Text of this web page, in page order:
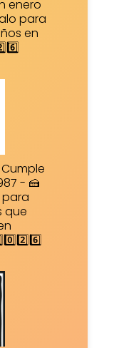
enero
para
en
- 🍰
que